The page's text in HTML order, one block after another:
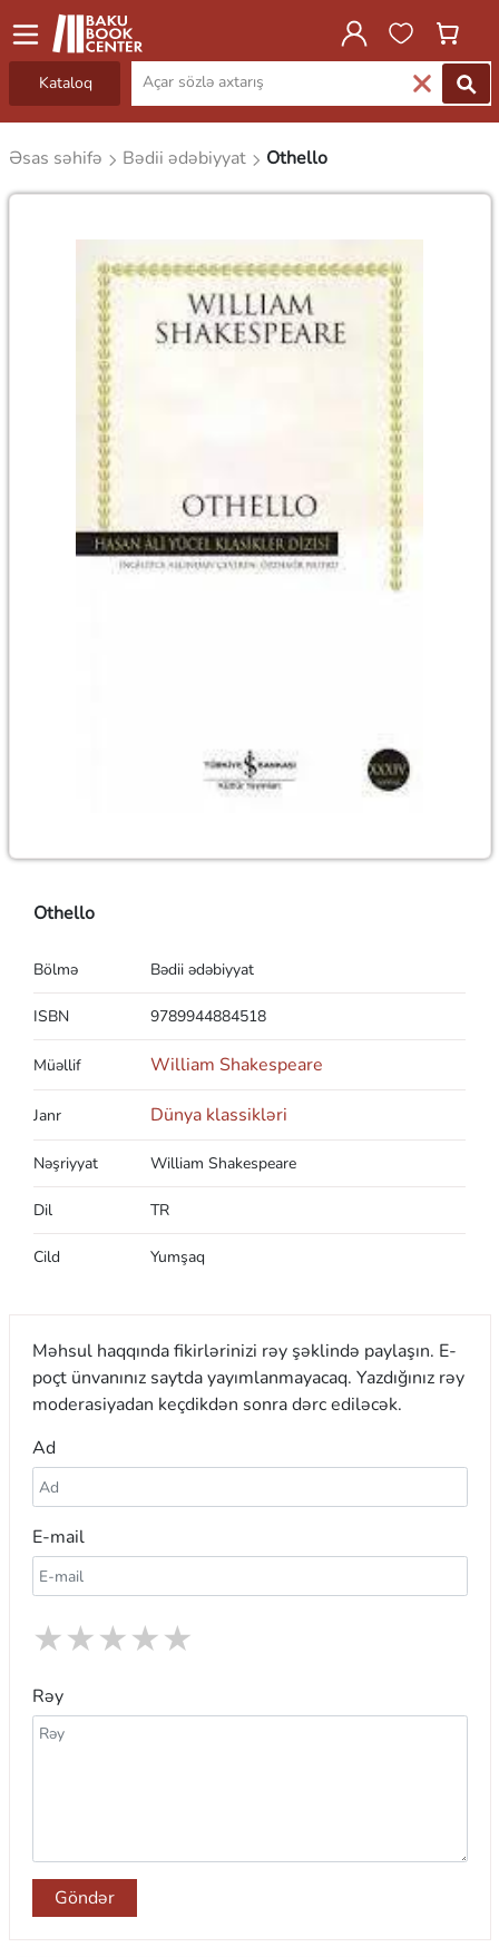
Kataloq
Əsas səhifə Bədii ədəbiyyat Othello
Othello
Bölmə Bədii ədəbiyyat
ISBN 9789944884518
Müəllif William Shakespeare
Janr Dünya klassikləri
Nəşriyyat William Shakespeare
Dil TR
Cild Yumşaq
Məhsul haqqında fikirlərinizi rəy şəklində paylaşın. E-
poçt ünvanınız saytda yayımlanmayacaq. Yazdığınız rəy
moderasiyadan keçdikdən sonra dərc ediləcək.
Ad
E-mail
★
★
★
★
★
Rəy
Göndər